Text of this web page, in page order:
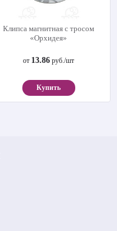
Клипса магнитная с тросом
«Орхидея»
от 13.86 руб./шт
Купить